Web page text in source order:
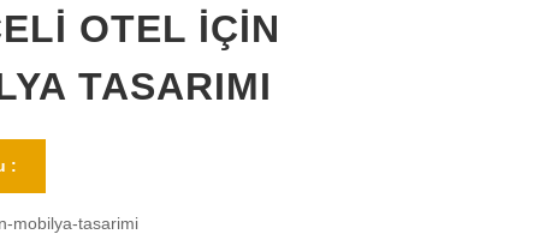
OTEL İÇIN
TASARIMI
:
mobilya-tasarimi